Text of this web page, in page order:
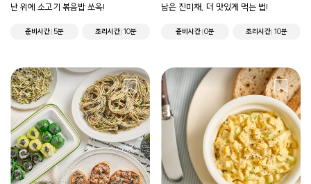
난 위에 소고기 볶음밥 쏘옥!
준비시간 5분 조리시간 10분
남은 진미채, 더 맛있게 먹는 법!
준비시간 0분 조리시간 10분